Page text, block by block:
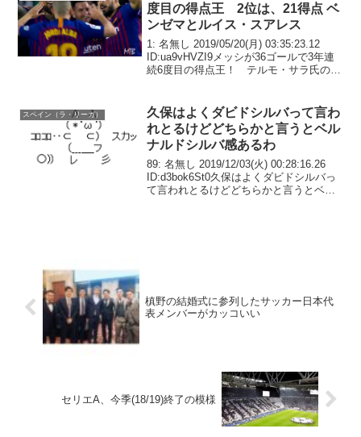
度目の得点王 2位は、21得点 ベ
ンゼマとルイス・スアレス
1: 名無し 2019/05/20(月) 03:35:23.12
ID:ua9vHVZI9メッシが36ゴールで3年連
続6度目の得点王！ テルモ・サラ氏の最
れた第...
スペイン（ラ・リーガ）
久保はよくダビドシルバって言わ
れとるけどどちらかと言うとベル
ナルドシルバ感あるわ
89: 名無し 2019/12/03(火) 00:28:16.26
ID:d3bok6St0久保はよくダビドシルバっ
て言われとるけどどちらかと言うとベル
槙野の結婚式に参列したサッカー日本代
表メンバーがカッコいい
セリエA、今季(18/19)終了の模様